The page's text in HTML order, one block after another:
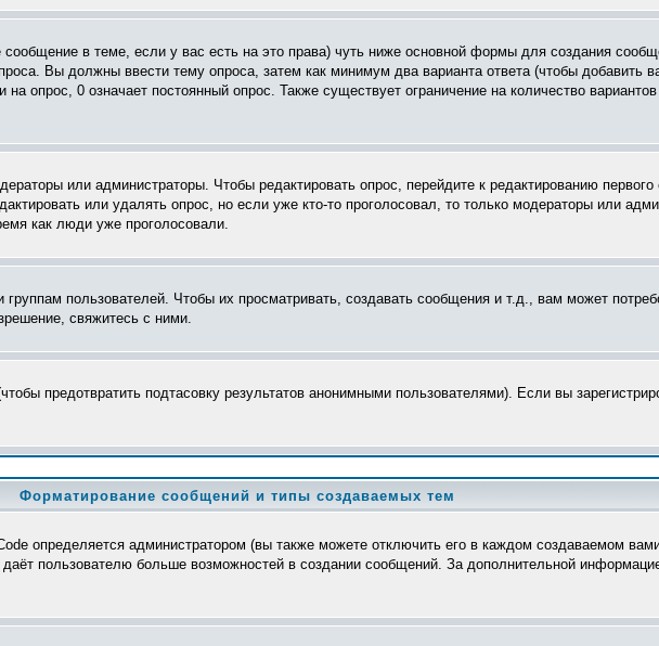
сообщение в теме, если у вас есть на это права) чуть ниже основной формы для создания
Вы должны ввести тему опроса, затем как минимум два варианта ответа (чтобы добавить
опрос, 0 означает постоянный опрос. Также существует ограничение на количество
или администраторы. Чтобы редактировать опрос, перейдите к редактированию
или удалять опрос, но если уже кто-то проголосовал, то только модераторы или
как люди уже проголосовали.
пользователей. Чтобы их просматривать, создавать сообщения и т.д., вам может
свяжитесь с ними.
предотвратить подтасовку результатов анонимными пользователями). Если вы
Форматирование сообщений и типы создаваемых тем
определяется администратором (вы также можете отключить его в каждом создаваемом
пользователю больше возможностей в создании сообщений. За дополнительной